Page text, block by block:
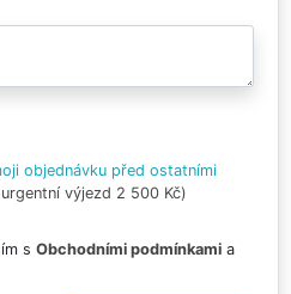
objednávku před ostatními
výjezd 2 500 Kč)
s Obchodními podmínkami a